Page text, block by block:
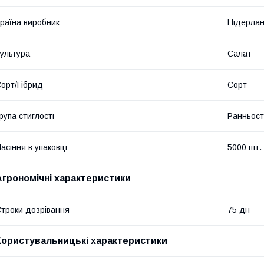
виробник
Салат
Гібрид Сорт
стиглості
в упаковці 5000 шт.
характеристики
дозрівання 75 дн
характеристики